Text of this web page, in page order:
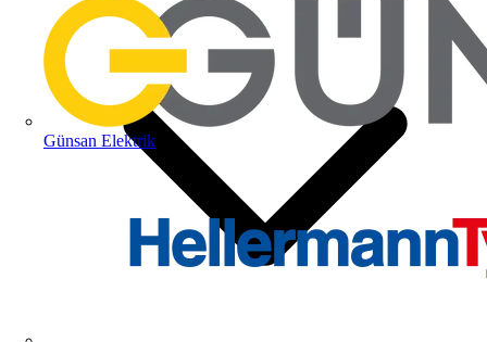
Günsan Elektrik